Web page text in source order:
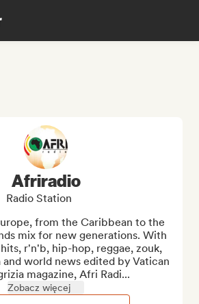
Afriradio
Radio Station
from the Caribbean to the
mix for new generations. With
r'n'b, hip-hop, reggae, zouk,
and world news edited by Vatican
magazine, Afri Radi...
Zobacz więcej